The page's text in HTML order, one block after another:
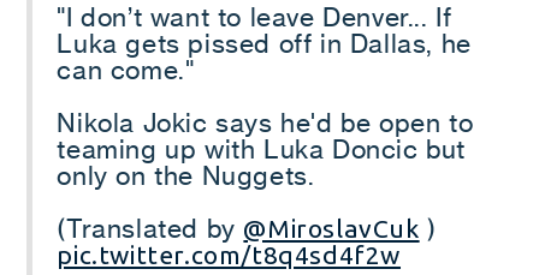
"I don’t want to leave Denver... If
Luka gets pissed off in Dallas, he
can come."
Nikola Jokic says he'd be open to
teaming up with Luka Doncic but
only on the Nuggets.
(Translated by @MiroslavCuk )
pic.twitter.com/t8q4sd4f2w